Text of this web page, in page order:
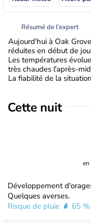
Résumé de l’expert
Aujourd'hui à Oak
réduites en début de
Les températures
très chaudes l'après-
La fiabilité de la
Cette nuit
Développement
Quelques averses.
Risque de pluie
65 %